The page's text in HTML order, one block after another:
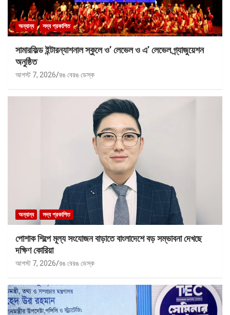
অন্যান্য সদ্য প্রকাশিত
সামারফিল্ড ইন্টারন্যাশনাল স্কুলে ও’ লেভেল ও এ’ লেভেল গ্র্যাজুয়েশন
অনুষ্ঠিত
আগস্ট 7, 2026 রঙ বেরঙ ডেস্ক
অন্যান্য সদ্য প্রকাশিত
পোশাক শিল্পে মূল্য সংযোজন বাড়াতে বাংলাদেশে বড় সম্ভাবনা দেখছে
দক্ষিণ কোরিয়া
আগস্ট 7, 2026 রঙ বেরঙ ডেস্ক